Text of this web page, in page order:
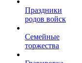
Праздники
родов войск
Семейные
торжества